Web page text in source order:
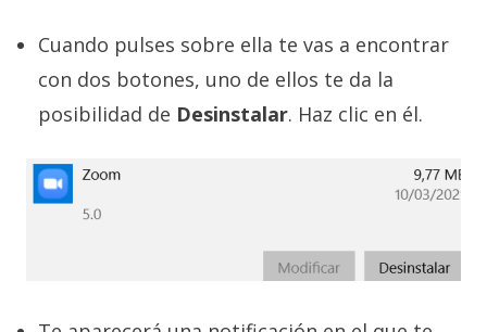
Cuando pulses sobre ella te vas a encontrar
con dos botones, uno de ellos te da la
posibilidad de Desinstalar. Haz clic en él.